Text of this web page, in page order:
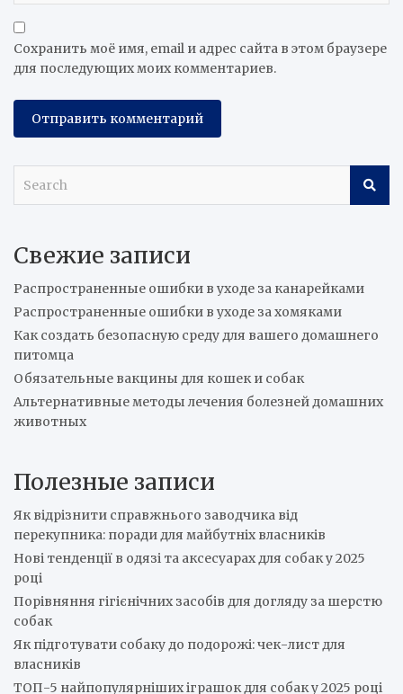
Сохранить моё имя, email и адрес сайта в этом браузере
для последующих моих комментариев.
c
Свежие записи
Распространенные ошибки в уходе за канарейками
Распространенные ошибки в уходе за хомяками
Как создать безопасную среду для вашего домашнего
питомца
Обязательные вакцины для кошек и собак
Альтернативные методы лечения болезней домашних
животных
Полезные записи
Як відрізнити справжнього заводчика від
перекупника: поради для майбутніх власників
Нові тенденції в одязі та аксесуарах для собак у 2025
році
Порівняння гігієнічних засобів для догляду за шерстю
собак
Як підготувати собаку до подорожі: чек-лист для
власників
ТОП-5 найпопулярніших іграшок для собак у 2025 році